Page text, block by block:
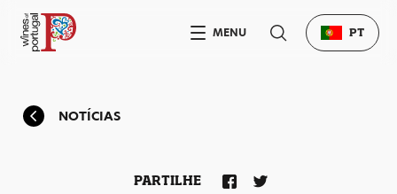
NOTÍCIAS
PARTILHE
MENU PT